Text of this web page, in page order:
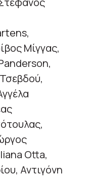
Μίγγας,
Otta,
Αντιγόνη